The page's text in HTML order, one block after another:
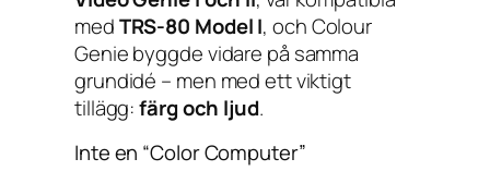
medTRS-80 Model I, och Colour
Genie byggde vidare på samma
grundidé – men med ett viktigt
tillägg:färg och ljud.
Inte en “Color Computer”